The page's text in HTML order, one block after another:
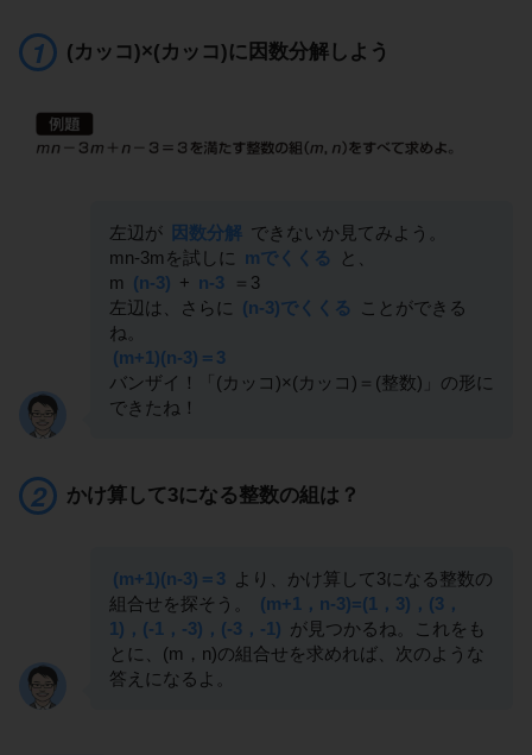
(カッコ)×(カッコ)に因数分解しよう
左辺が 因数分解 できないか見てみよう。
mn-3mを試しに mでくくる
と、
m (n-3) + n-3
＝3
左辺は、さらに (n-3)でくくる
ことができる
ね。
(m+1)(n-3)＝3
バンザイ！「(カッコ)×(カッコ)＝(整数)」の形に
できたね！
かけ算して3になる整数の組は？
(m+1)(n-3)＝3 より、かけ算して3になる整数の
組合せを探そう。
(m+1，n-3)=(1，3)，(3，
1)，(-1，-3)，(-3，-1) が見つかるね。これをも
とに、(m，n)の組合せを求めれば、次のような
答えになるよ。